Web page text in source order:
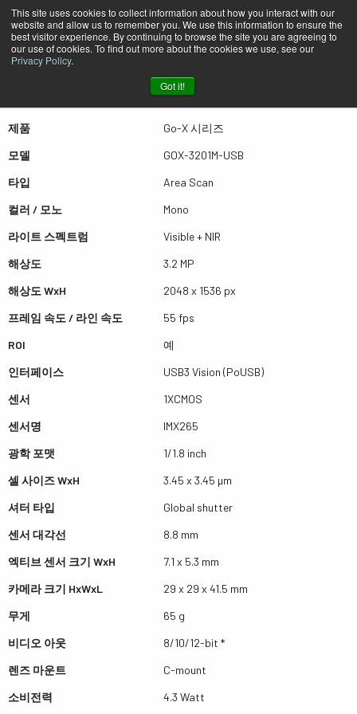
This site uses cookies to collect information about how you interact with our
website and allow us to remember you. We use this information to ensure the
best visitor experience. By continuing to browse the site you are agreeing to
our use of cookies. To find out more about the cookies we use, see our
Privacy Policy.
Got it!
퀵뷰 GOX-3201M-USB
더많은 결과를 보시려면 스크롤하세요
제품
Go-X 시리즈
모델
GOX-3201M-USB
타입
Area Scan
컬러 / 모노
Mono
라이트 스펙트럼
Visible + NIR
해상도
3.2 MP
해상도 WxH
2048 x 1536 px
프레임 속도 / 라인 속도
55 fps
ROI
예
인터페이스
USB3 Vision (PoUSB)
센서
1XCMOS
센서명
IMX265
광학 포맷
1/1.8 inch
셀 사이즈 WxH
3.45 x 3.45 µm
셔터 타입
Global shutter
센서 대각선
8.8 mm
엑티브 센서 크기 WxH
7.1 x 5.3 mm
카메라 크기 HxWxL
29 x 29 x 41.5 mm
무게
65 g
비디오 아웃
8/10/12-bit *
렌즈 마운트
C-mount
소비전력
4.3 Watt